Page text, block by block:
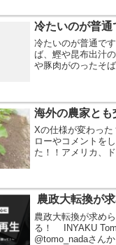
冷たいのが普通
冷たいのが普通で
ば、鰹や昆布出汁
や豚肉がのったそ
ため。当時手に入
海外の農家とも
Xの仕様が変わっ
ローやコメントを
た！！アメリカ、
農政大転換が
農政大転換が求め
る！ INYAKU
@tomo_nadaさん